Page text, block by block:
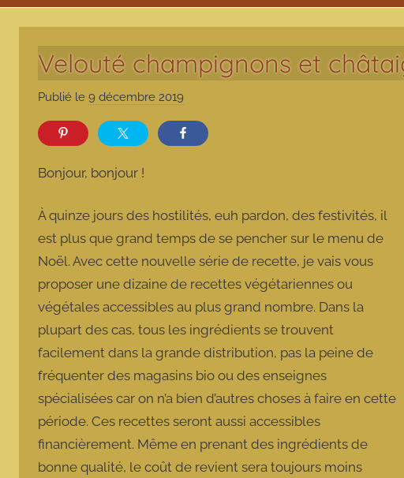
Velouté champignons et
Publié le 9 décembre 2019
r
m
o
t
t
e
Bonjour, bonjour !
À quinze jours des hostilités, euh pardon, des festivités, il
est plus que grand temps de se pencher sur le menu de
Noël. Avec cette nouvelle série de recette, je vais vous
proposer une dizaine de recettes végétariennes ou
végétales accessibles au plus grand nombre. Dans la
plupart des cas, tous les ingrédients se trouvent
facilement dans la grande distribution, pas la peine de
fréquenter des magasins bio ou des enseignes
spécialisées car on n’a bien d’autres choses à faire en cette
période. Ces recettes seront aussi accessibles
financièrement. Même en prenant des ingrédients de
bonne qualité, le coût de revient sera toujours moins